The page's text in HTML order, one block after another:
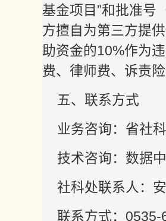
基金项目”和批准号
方擅自为第三方提
助资金的10%作为
费、律师费、诉责
五、联系方式
业务咨询：省社
技术咨询：数据
社科处联系人：
联系方式：0535-